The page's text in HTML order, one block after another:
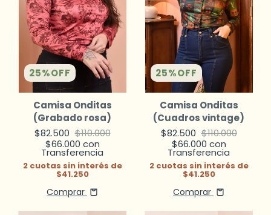
25%OFF
Camisa Onditas
(Grabado rosa)
$82.500 $110.000
$66.000 con
Transferencia
2 cuotas sin interés de
$41.250
Comprar
25%OFF
Camisa Onditas
(Cuadros vintage)
$82.500 $110.000
$66.000 con
Transferencia
2 cuotas sin interés de
$41.250
Comprar